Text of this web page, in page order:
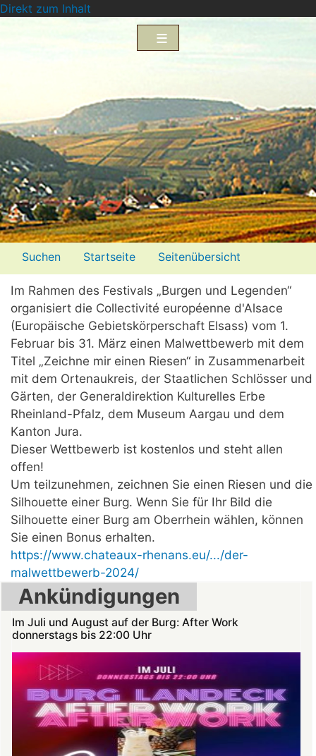
Direkt zum Inhalt
Menü2
Suchen Startseite
Seitenübersicht
Impressum
Datenschutzerklärung
Im Rahmen des Festivals „Burgen und Legenden“
organisiert die Collectivité européenne d'Alsace
(Europäische Gebietskörperschaft Elsass) vom 1.
Februar bis 31. März einen Malwettbewerb mit dem
Titel „Zeichne mir einen Riesen“ in Zusammenarbeit
mit dem Ortenaukreis, der Staatlichen Schlösser und
Gärten, der Generaldirektion Kulturelles Erbe
Rheinland-Pfalz, dem Museum Aargau und dem
Kanton Jura.
Dieser Wettbewerb ist kostenlos und steht allen
offen!
Um teilzunehmen, zeichnen Sie einen Riesen und die
Silhouette einer Burg. Wenn Sie für Ihr Bild die
Silhouette einer Burg am Oberrhein wählen, können
Sie einen Bonus erhalten.
https://www.chateaux-rhenans.eu/.../der-
malwettbewerb-2024/
Ankündigungen
Im Juli und August auf der Burg: After Work
donnerstags bis 22:00 Uhr